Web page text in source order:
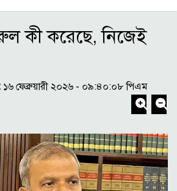
কী করেছে, নিজেই
১৬ ফেব্রুয়ারী ২০২৬ - ০৯:৪০:০৮ পিএম